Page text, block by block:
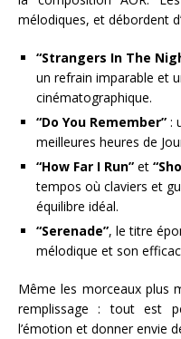
mélodiques, et débordent
“Strangers In The
un refrain imparable et
cinématographique.
“Do You Remember” :
meilleures heures de
“How Far I Run” et
tempos où claviers et
équilibre idéal.
“Serenade”, le titre
mélodique et son
Même les morceaux plus
remplissage : tout est
l’émotion et donner envie